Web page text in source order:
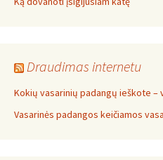
Draudimas internetu
Kokių vasarinių padangų ieškote –
Vasarinės padangos keičiamos